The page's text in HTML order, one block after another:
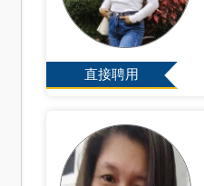
直接聘用